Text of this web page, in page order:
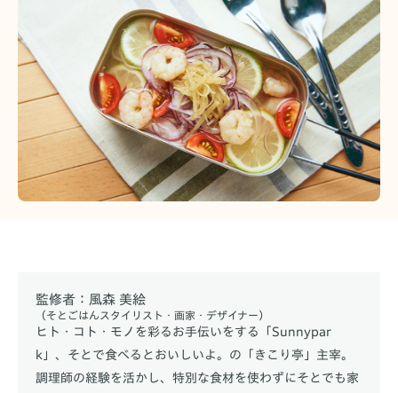
監修者：風森 美絵
（そとごはんスタイリスト・画家・デザイナー）
ヒト・コト・モノを彩るお手伝いをする「Sunnypar
k」、そとで食べるとおいしいよ。の「きこり亭」主宰。
調理師の経験を活かし、特別な食材を使わずにそとでも家